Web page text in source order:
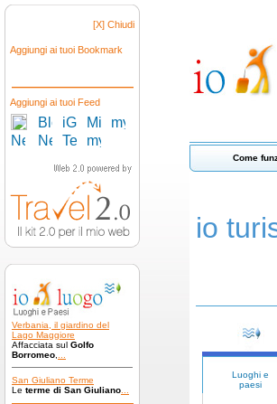
[X] Chiudi
Aggiungi ai tuoi Bookmark
Aggiungi ai tuoi Feed
Verbania, il giardino del
Lago Maggiore
Affacciata sul Golfo
Borromeo
San Giuliano Terme
Le terme di San Giuliano
Come
io
Luoghi e
paesi